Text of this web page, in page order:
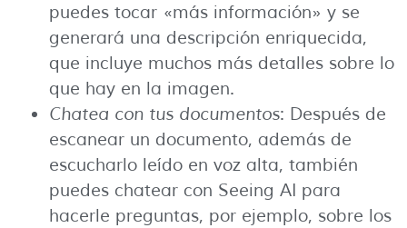
puedes tocar «más información» y se
generará una descripción enriquecida,
que incluye muchos más detalles sobre lo
que hay en la imagen.
Chatea con tus documentos: Después de
escanear un documento, además de
escucharlo leído en voz alta, también
puedes chatear con Seeing AI para
hacerle preguntas, por ejemplo, sobre los